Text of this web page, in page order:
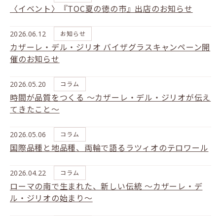
〈イベント〉『TOC夏の徳の市』出店のお知らせ
2026.06.12 お知らせ
カザーレ・デル・ジリオ バイザグラスキャンペーン開
催のお知らせ
2026.05.20 コラム
時間が品質をつくる ～カザーレ・デル・ジリオが伝え
てきたこと～
2026.05.06 コラム
国際品種と地品種、両輪で語るラツィオのテロワール
2026.04.22 コラム
ローマの南で生まれた、新しい伝統 ～カザーレ・デ
ル・ジリオの始まり～